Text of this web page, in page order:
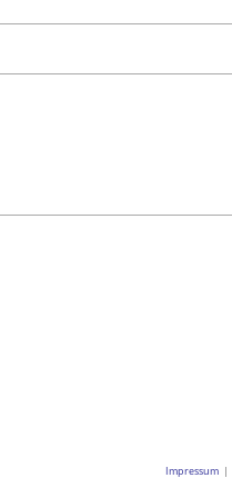
Impressum |